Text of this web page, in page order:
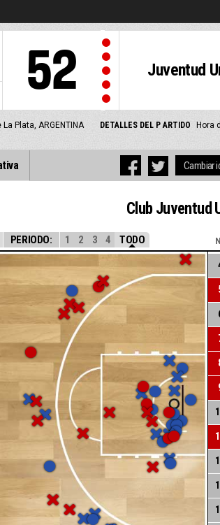
Juventud
52
Plata, ARGENTINA DETALLES DEL P ARTIDO Hora
Club Juventud
PERIODO: 1 2 3 4 TODO